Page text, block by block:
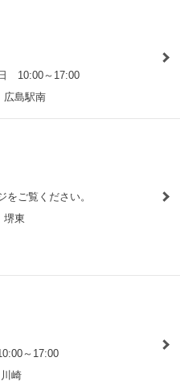
10:00～17:00
広島駅南
をご覧ください。
堺東
～17:00
崎